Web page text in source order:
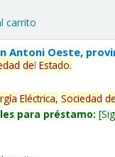
carrito
Antoni Oeste,
delEstado.
Eléctrica, Sociedad
para préstamo: